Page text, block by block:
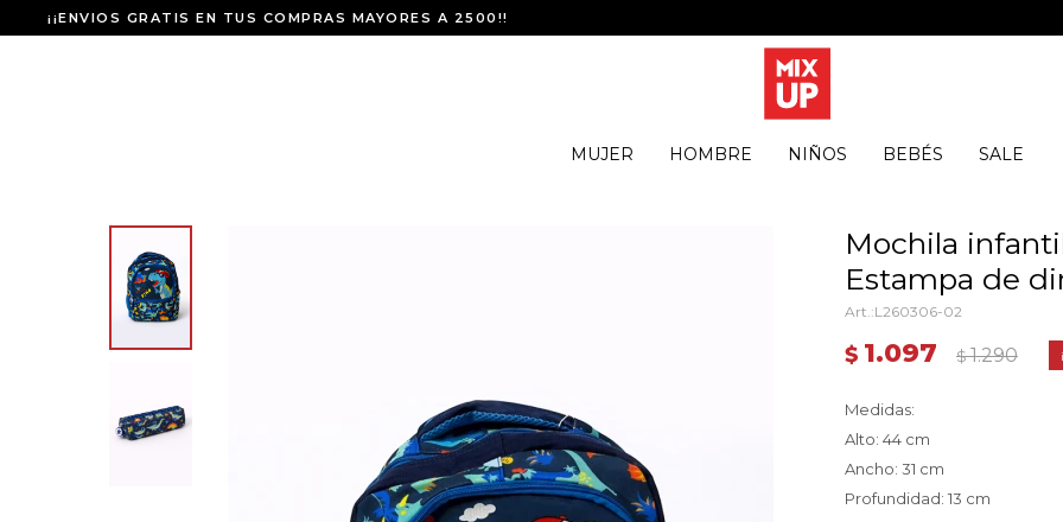
MUJER HOMBRE NIÑOS BEBÉS SALE
¡¡ENVIOS GRATIS EN TUS COMPRAS MAYORES A 2500!!
Mochila
Estampa de
L260306-02
$ 1.097 $ 1.290
Medidas:
Alto: 44 cm
Ancho: 31 cm
Profundidad: 13 cm